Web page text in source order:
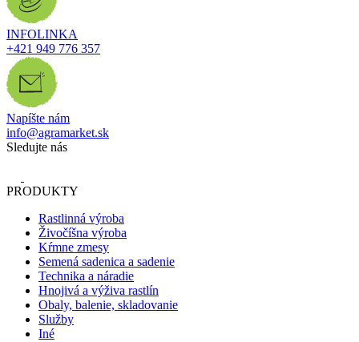
INFOLINKA
+421 949 776 357
Napíšte nám
info@agramarket.sk
Sledujte nás
PRODUKTY
Rastlinná výroba
Živočíšna výroba
Kŕmne zmesy
Semená sadenica a sadenie
Technika a náradie
Hnojivá a výživa rastlín
Obaly, balenie, skladovanie
Služby
Iné